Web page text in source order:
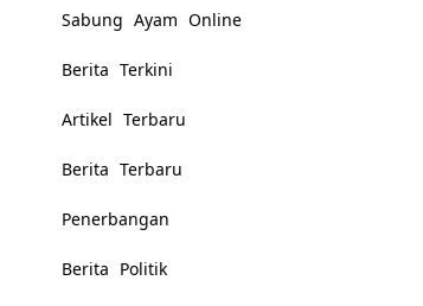
Sabung Ayam Online
Berita Terkini
Artikel Terbaru
Berita Terbaru
Penerbangan
Berita Politik